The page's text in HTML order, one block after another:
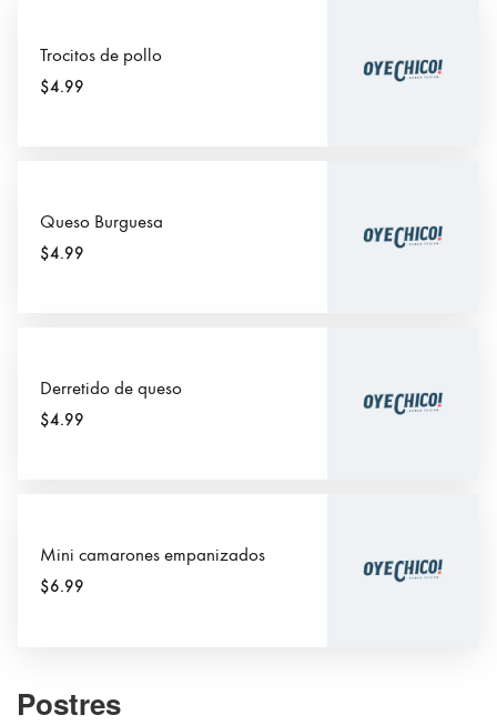
Trocitos de pollo
$4.99
Queso Burguesa
$4.99
Derretido de queso
$4.99
Mini camarones empanizados
$6.99
Postres